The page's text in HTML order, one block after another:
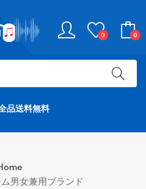
0 0
品送料無料
男女兼用ブランド